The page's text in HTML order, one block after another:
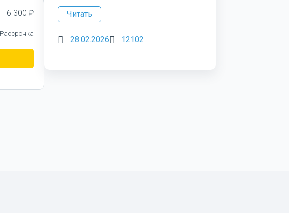
6 300 ₽
Рассрочка
Читать
28.02.2026 12102